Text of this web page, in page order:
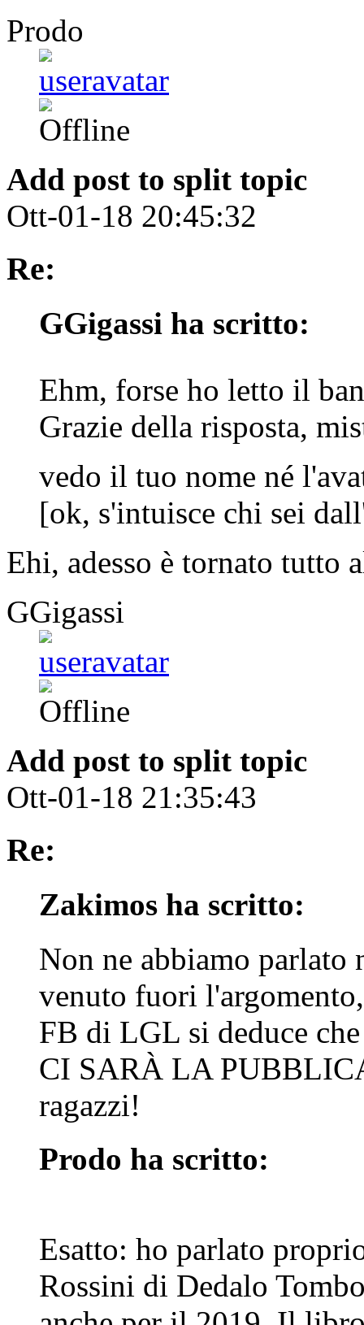
Prodo
Add post to split topic
Ott-01-18 20:45:32
Re:
GGigassi ha scritto:
Ehm, forse ho letto il
Grazie della risposta,
vedo il tuo nome né
[ok, s'intuisce chi sei
Ehi, adesso è tornato tutto
GGigassi
Add post to split topic
Ott-01-18 21:35:43
Re:
Zakimos ha scritto:
Non ne abbiamo parlato
venuto fuori
FB di LGL si deduce
CI SARÀ LA
ragazzi!
Prodo ha scritto:
Esatto: ho parlato
Rossini di Dedalo